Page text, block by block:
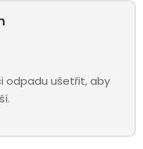
odpadu ušetřit, aby